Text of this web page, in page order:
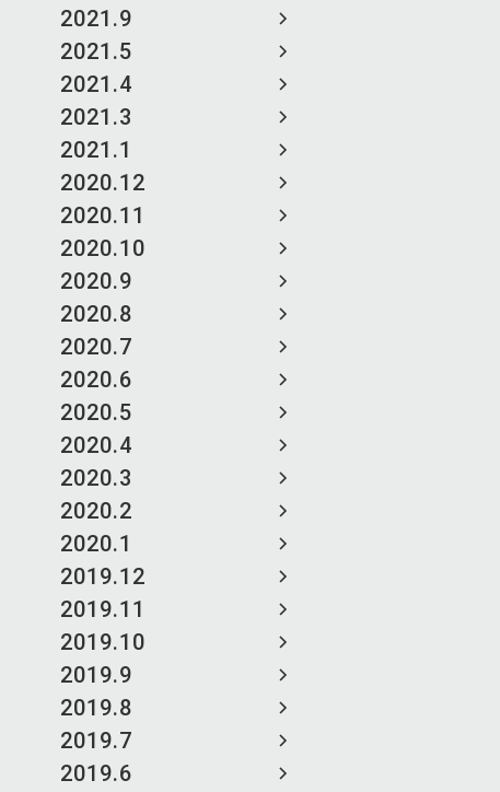
2021.9
2021.5
2021.4
2021.3
2021.1
2020.12
2020.11
2020.10
2020.9
2020.8
2020.7
2020.6
2020.5
2020.4
2020.3
2020.2
2020.1
2019.12
2019.11
2019.10
2019.9
2019.8
2019.7
2019.6